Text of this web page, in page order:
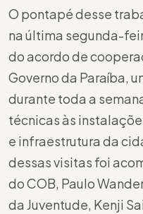
O pontapé desse
na última segunda-
do acordo de
Governo da Paraíba,
durante toda a
técnicas às
e infraestrutura da
dessas visitas foi
do COB, Paulo
da Juventude, Kenji